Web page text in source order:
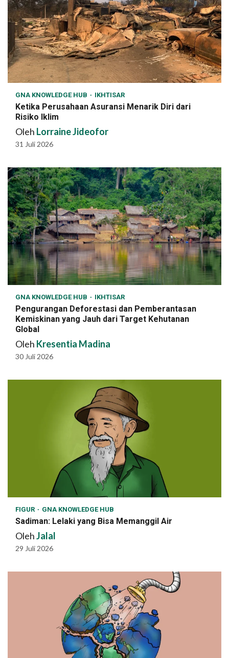
GNA KNOWLEDGE HUB IKHTISAR
Ketika Perusahaan Asuransi Menarik Diri dari
Risiko Iklim
Oleh Lorraine Jideofor
31 Juli 2026
GNA KNOWLEDGE HUB IKHTISAR
Pengurangan Deforestasi dan Pemberantasan
Kemiskinan yang Jauh dari Target Kehutanan
Global
Oleh Kresentia Madina
30 Juli 2026
FIGUR GNA KNOWLEDGE HUB
Sadiman: Lelaki yang Bisa Memanggil Air
OlehJalal
29 Juli 2026